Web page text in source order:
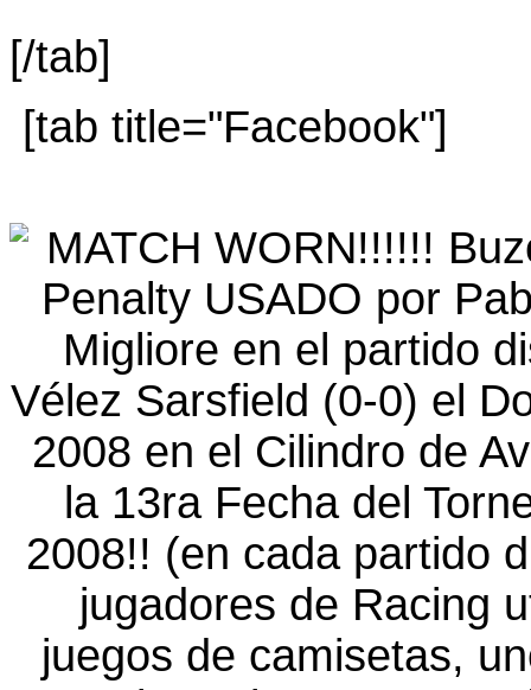
[/tab]
[tab title="Facebook"]